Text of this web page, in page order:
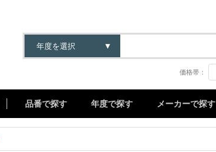
価格帯：
品番で探す 年度で探す メーカーで探す